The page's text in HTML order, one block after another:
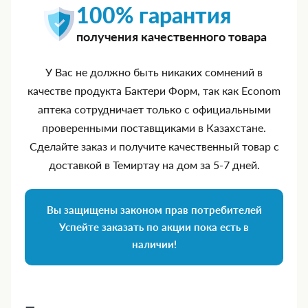
100% гарантия
получения качественного товара
У Вас не должно быть никаких сомнений в
качестве продукта Бактери Форм, так как Econom
аптека сотрудничает только с официальными
проверенными поставщиками в Казахстане.
Сделайте заказ и получите качественный товар с
доставкой в Темиртау на дом за 5‑7 дней.
Вы защищены законом прав потребителей
Успейте заказать по акции пока есть в
наличии!